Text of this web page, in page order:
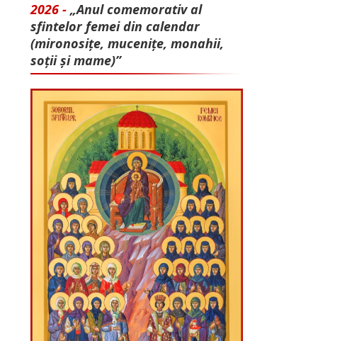
2026 - „Anul comemorativ al
sfintelor femei din calendar
(mironosițe, mu­cenițe, monahii,
soții și mame)”